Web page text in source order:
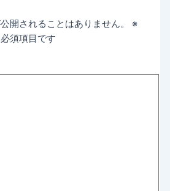
開されることはありません。
※
須項目です